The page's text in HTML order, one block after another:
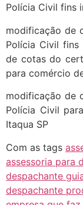
Polícia Civil fins
modificação de
Polícia Civil fins
de cotas do
para comércio
modificação de
Polícia Civil
Itaqua SP
Com as tags
assessoria para
despachante
despachante